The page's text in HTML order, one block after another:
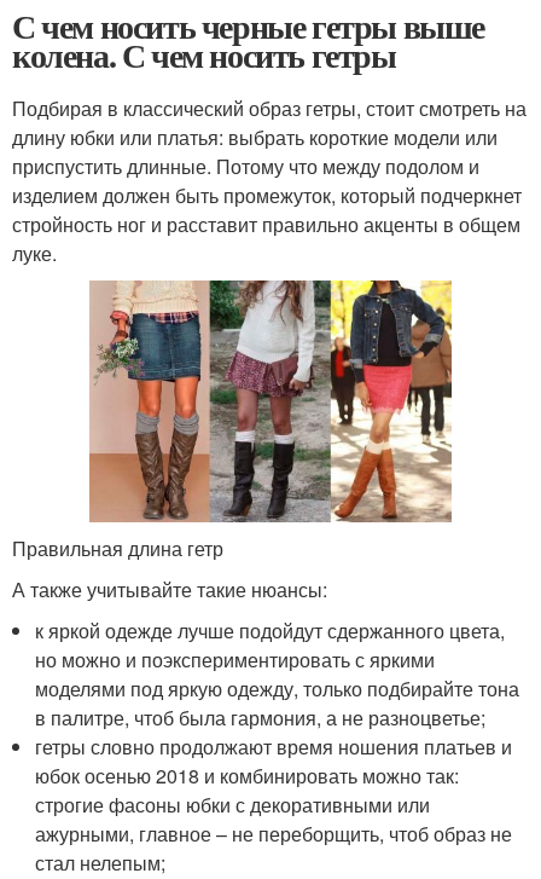
С чем носить черные гетры выше
колена. С чем носить гетры
Подбирая в классический образ гетры, стоит смотреть на
длину юбки или платья: выбрать короткие модели или
приспустить длинные. Потому что между подолом и
изделием должен быть промежуток, который подчеркнет
стройность ног и расставит правильно акценты в общем
луке.
Правильная длина гетр
А также учитывайте такие нюансы:
к яркой одежде лучше подойдут сдержанного цвета,
но можно и поэкспериментировать с яркими
моделями под яркую одежду, только подбирайте тона
в палитре, чтоб была гармония, а не разноцветье;
гетры словно продолжают время ношения платьев и
юбок осенью 2018 и комбинировать можно так:
строгие фасоны юбки с декоративными или
ажурными, главное – не переборщить, чтоб образ не
стал нелепым;